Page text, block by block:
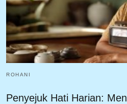
ROHANI
Penyejuk Hati Harian: